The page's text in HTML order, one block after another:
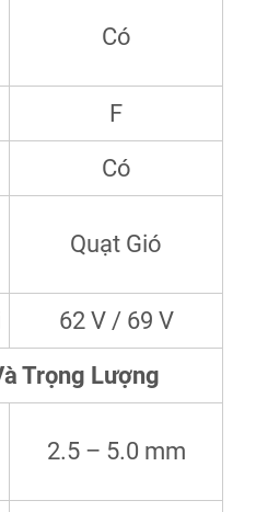
Có
F
Có
Quạt Gió
62 V / 69 V
Trọng Lượng
2.5 – 5.0 mm